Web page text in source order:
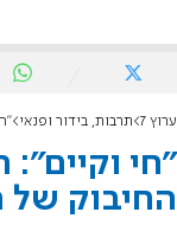
ערוץ 7 תרבות, בידור ופנאי
"חי
החיבוק